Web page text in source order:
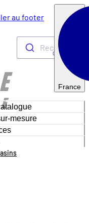
au footer
Rechercher
0
France
mesure